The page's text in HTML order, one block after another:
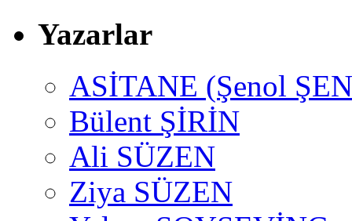
Yazarlar
ASİTANE (Şenol
Bülent ŞİRİN
Ali SÜZEN
Ziya SÜZEN